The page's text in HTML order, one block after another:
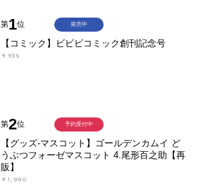
第1位
【コミック】ビビビコミック創刊記念号
￥935
発売中
第2位
【グッズ-マスコット】ゴールデンカムイ ど
うぶつフォーゼマスコット 4.尾形百之助【再
販】
￥1,980
予約受付中